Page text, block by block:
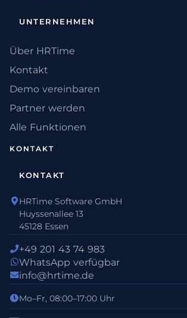
UNTERNEHMEN
Über HRTime
Kontakt
Demo vereinbaren
Partner werden
Alle Funktionen
KONTAKT
KONTAKT
HRTime Software GmbH
Huyssenallee 13
45128 Essen
+49 201 43 74 983
WhatsApp verfügbar
info@hrtime.de
Mo–Fr, 08:00–17:00 Uhr